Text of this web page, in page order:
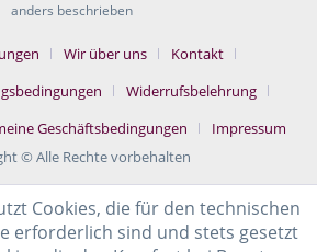
anders beschrieben
Wir über uns
Kontakt
Widerrufsbelehrung
Geschäftsbedingungen
Impressum
© Alle Rechte vorbehalten
Cookies, die für den technischen
erforderlich sind und stets gesetzt